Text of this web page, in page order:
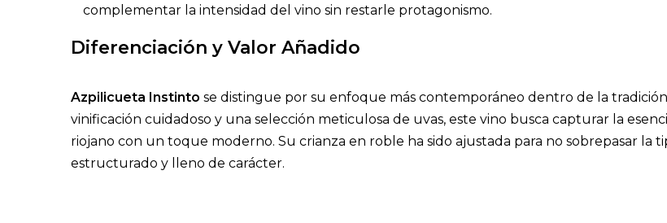
complementar la intensidad del vino sin restarle protagonismo.
Diferenciación y Valor Añadido
Azpilicueta Instinto se distingue por su enfoque más contemporáneo dentro de la tradición
vinificación cuidadoso y una selección meticulosa de uvas, este vino busca capturar la
riojano con un toque moderno. Su crianza en roble ha sido ajustada para no sobrepasar la
estructurado y lleno de carácter.